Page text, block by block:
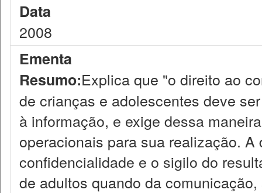
Data
2008
Ementa
Resumo:Explica que "o direito ao
de crianças e adolescentes deve
à informação, e exige dessa
operacionais para sua realização.
confidencialidade e o sigilo do
de adultos quando da